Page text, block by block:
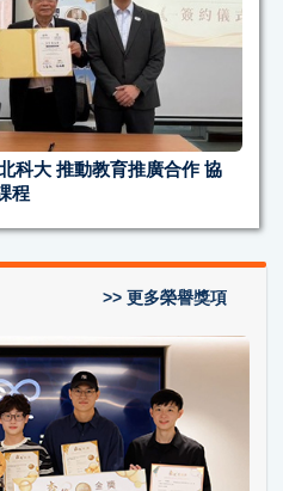
科大 推動教育推廣合作 協
程
>> 更多榮譽獎項